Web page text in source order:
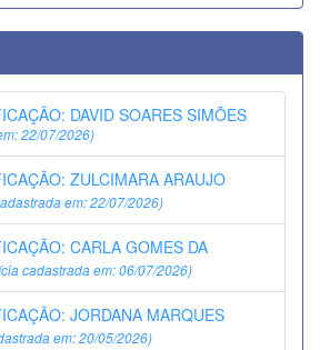
DAVID SOARES SIMÕES
22/07/2026)
ZULCIMARA ARAUJO
em: 22/07/2026)
CARLA GOMES DA
cadastrada em: 06/07/2026)
JORDANA MARQUES
em: 20/05/2026)